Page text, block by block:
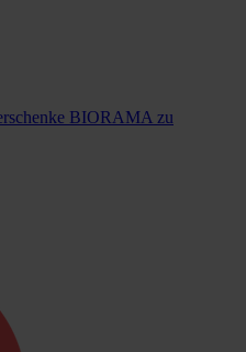
BIORAMA zu